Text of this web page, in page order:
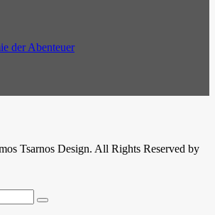
der Abenteuer
Tsarnos Design. All Rights Reserved by